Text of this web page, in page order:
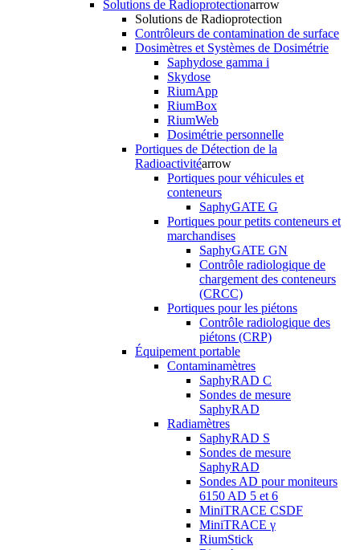
Solutions de Radioprotectionarrow
Solutions de Radioprotection
Contrôleurs de contamination de surface
Dosimètres et Systèmes de Dosimétrie
Saphydose gamma i
Skydose
RiumApp
RiumBox
RiumWeb
Dosimétrie personnelle
Portiques de Détection de la
Radioactivitéarrow
Portiques pour véhicules et
conteneurs
SaphyGATE G
Portiques pour petits conteneurs et
marchandises
SaphyGATE GN
Contrôle radiologique de
chargement des conteneurs
(CRCC)
Portiques pour les piétons
Contrôle radiologique des
piétons (CRP)
Équipement portable
Contaminamètres
SaphyRAD C
Sondes de mesure
SaphyRAD
Radiamètres
SaphyRAD S
Sondes de mesure
SaphyRAD
Sondes AD pour moniteurs
6150 AD 5 et 6
MiniTRACE CSDF
MiniTRACE γ
RiumStick